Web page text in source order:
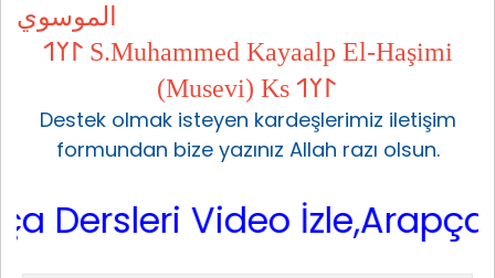
الموسوي
𐰃𐰠𐰯 S.Muhammed Kayaalp El-Haşimi
(Musevi) Ks 𐰃𐰠𐰯
Destek olmak isteyen kardeşlerimiz iletişim
formundan bize yazınız Allah razı olsun.
Video İzle,Arapça